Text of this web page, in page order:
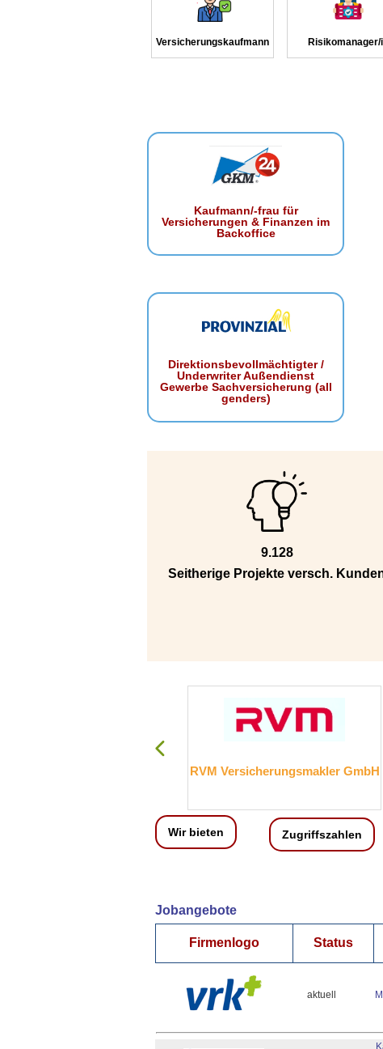
Versicherungskaufmann Risikomanager/
Kaufmann/-frau für
Versicherungen & Finanzen im
Backoffice
Direktionsbevollmächtigter /
Underwriter Außendienst
Gewerbe Sachversicherung (all
genders)
9.128
Seitherige Projekte versch.
RVM Versicherungsmakler GmbH
Wir bieten Zugriffszahlen
Jobangebote
Firmenlogo Status
aktuell